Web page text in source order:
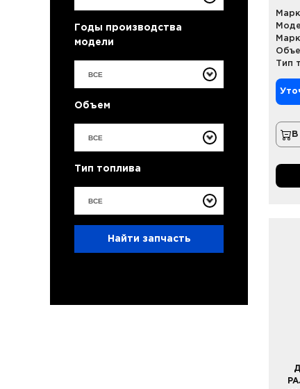
Годы производства
модели
ВСЕ
Объем
ВСЕ
Тип топлива
ВСЕ
Найти запчасть
Тип